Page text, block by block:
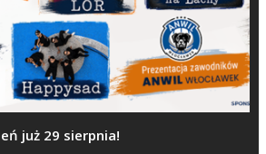
już 29 sierpnia!